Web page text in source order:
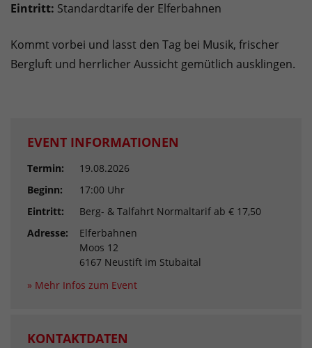
Eintritt: Standardtarife der Elferbahnen
Kommt vorbei und lasst den Tag bei Musik, frischer
Bergluft und herrlicher Aussicht gemütlich ausklingen.
EVENT INFORMATIONEN
Termin:
19.08.2026
Beginn:
17:00 Uhr
Eintritt:
Berg- & Talfahrt Normaltarif ab € 17,50
Adresse:
Elferbahnen
Moos 12
6167 Neustift im Stubaital
» Mehr Infos zum Event
KONTAKTDATEN